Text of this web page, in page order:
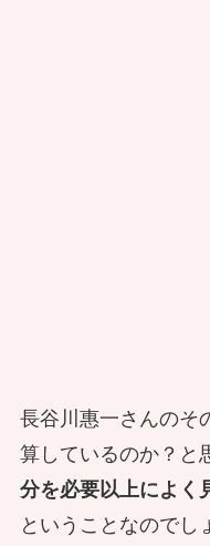
長谷川惠一さんのそ
算しているのか？と
分を必要以上によく
ということなのでし